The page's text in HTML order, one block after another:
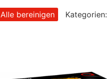
Alle bereinigen Kategorien: